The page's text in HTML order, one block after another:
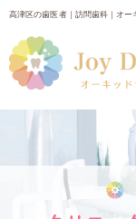
高津区の歯医者｜訪問歯科｜オ